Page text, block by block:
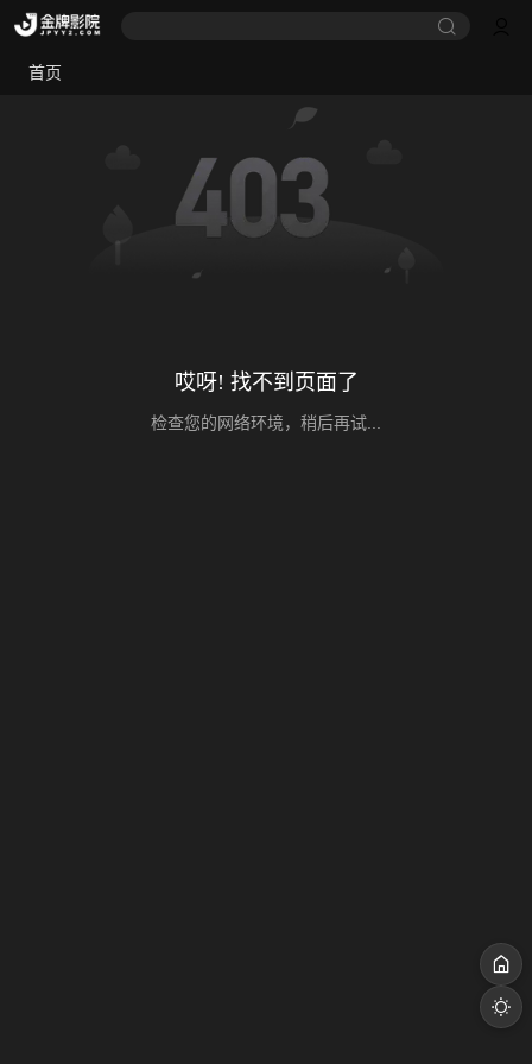
首页
哎呀! 找不到页面了
检查您的网络环境，稍后再试...